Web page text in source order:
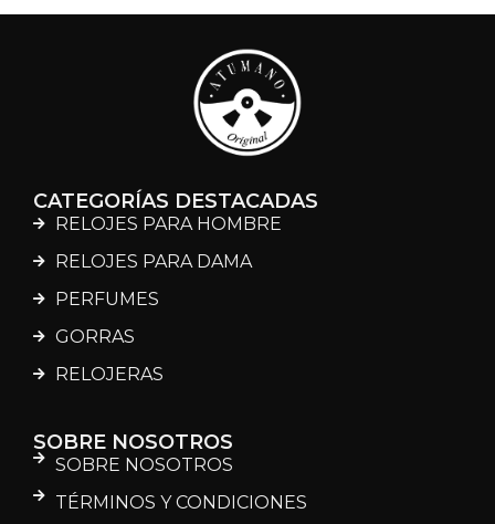
CATEGORÍAS DESTACADAS
RELOJES PARA HOMBRE
RELOJES PARA DAMA
PERFUMES
GORRAS
RELOJERAS
SOBRE NOSOTROS
SOBRE NOSOTROS
TÉRMINOS Y CONDICIONES